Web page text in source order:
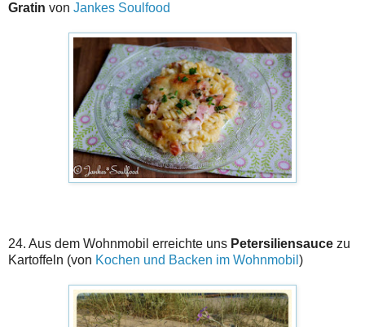
Gratin von Jankes Soulfood
24. Aus dem Wohnmobil erreichte uns Petersiliensauce zu
Kartoffeln (von Kochen und Backen im Wohnmobil )